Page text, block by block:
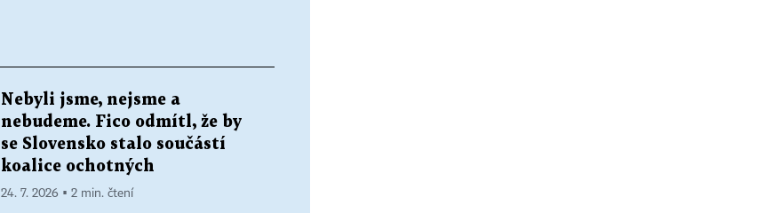
Nebyli jsme, nejsme a
nebudeme. Fico odmítl, že by
se Slovensko stalo součástí
koalice ochotných
24. 7. 2026 ▪ 2 min. čtení